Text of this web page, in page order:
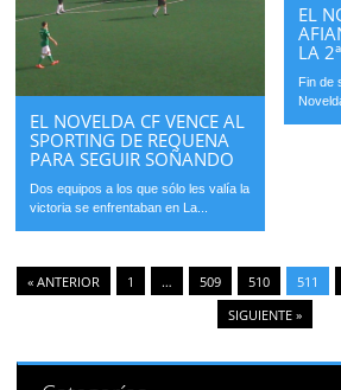
EL
LA
Fin de
EL NOVELDA CF VENCE AL
SPORTING DE REQUENA
PARA SEGUIR SOÑANDO
Dos equipos a los que sólo les valía la
victoria se enfrentaban en La...
« ANTERIOR 1 … 509 510 511
SIGUIENTE »